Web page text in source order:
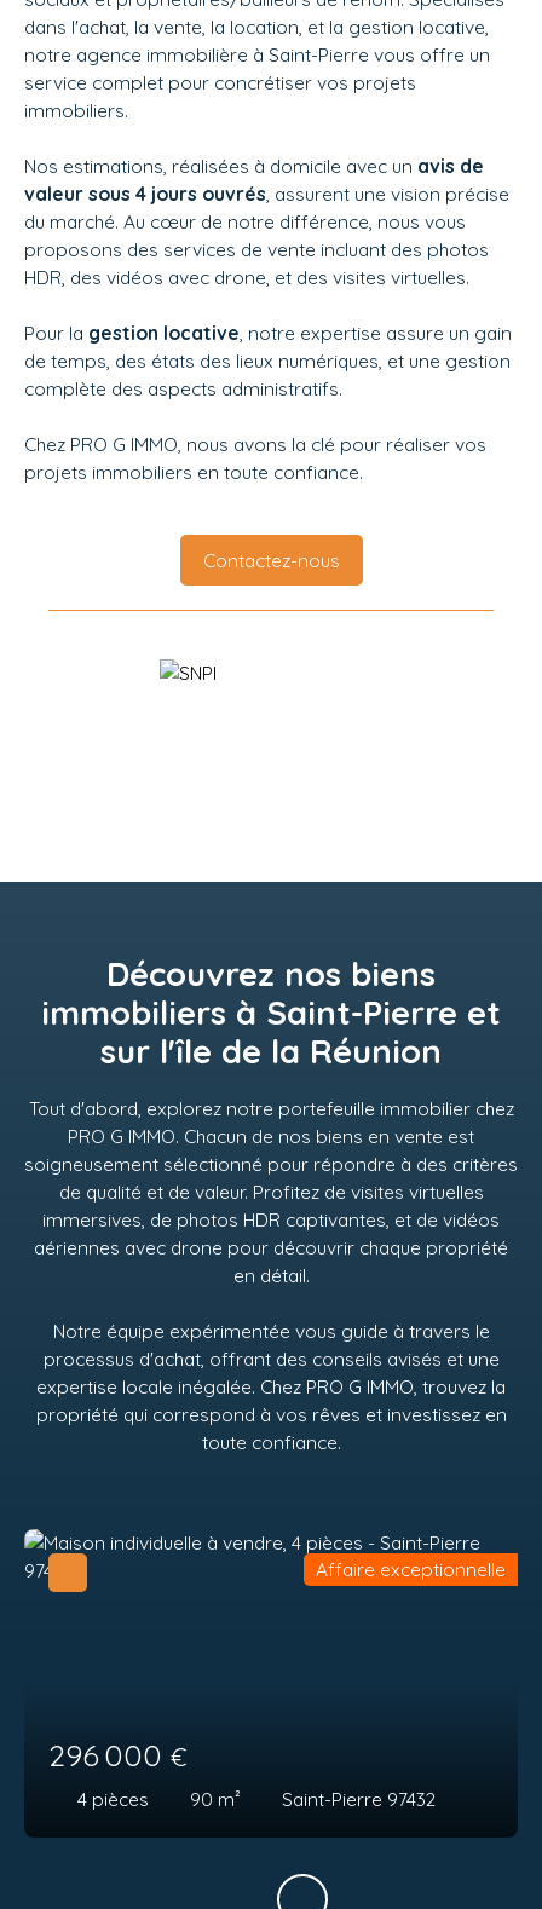
dans l'achat, la vente, la location, et la gestion locative,
notre agence immobilière à Saint-Pierre vous offre un
service complet pour concrétiser vos projets
immobiliers.
Nos estimations, réalisées à domicile avec un avis de
valeur sous 4 jours ouvrés, assurent une vision précise
du marché. Au cœur de notre différence, nous vous
proposons des services de vente incluant des photos
HDR, des vidéos avec drone, et des visites virtuelles.
Pour la gestion locative, notre expertise assure un gain
de temps, des états des lieux numériques, et une gestion
complète des aspects administratifs.
Chez PRO G IMMO, nous avons la clé pour réaliser vos
projets immobiliers en toute confiance.
Contactez-nous
Découvrez nos biens
immobiliers à Saint-Pierre et
sur l'île de la Réunion
Tout d'abord, explorez notre portefeuille immobilier chez
PRO G IMMO. Chacun de nos biens en vente est
soigneusement sélectionné pour répondre à des critères
de qualité et de valeur. Profitez de visites virtuelles
immersives, de photos HDR captivantes, et de vidéos
aériennes avec drone pour découvrir chaque propriété
en détail.
Notre équipe expérimentée vous guide à travers le
processus d'achat, offrant des conseils avisés et une
expertise locale inégalée. Chez PRO G IMMO , trouvez la
propriété qui correspond à vos rêves et investissez en
toute confiance.
296 000 €
4 pièces 90 m² Saint-Pierre 97432
Affaire exceptionnelle